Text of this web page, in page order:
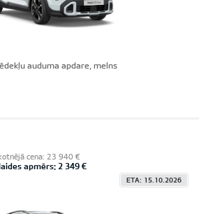
auduma apdare, melns
cena: 23 940 €
apmērs: 2 349 €
ETA: 15.10.2026